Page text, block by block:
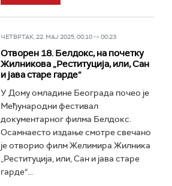
ЧЕТВРТАК, 22. МАЈ 2025, 00:10 -> 00:23
Отворен 18. Белдокс, на почетку
Жилникова „Реституција, или, Сан
и јава старе гарде“
У Дому омладине Београда почео је
Међународни фестивал
документарног филма Белдокс.
Осамнаесто издање смотре свечано
је отворио филм Желимира Жилника
„Реституција, или, Сан и јава старе
гарде“...